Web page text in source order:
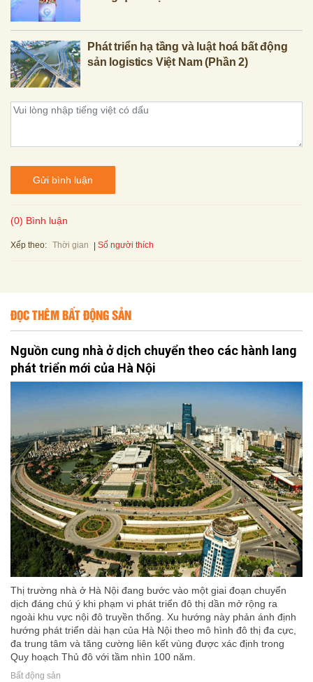
Phát triển hạ tầng và luật hoá bất động
sản logistics Việt Nam (Phần 2)
Gửi bình luận
(0) Bình luận
Xếp theo: Thời gian Số người thích
ĐỌC THÊM BẤT ĐỘNG SẢN
Nguồn cung nhà ở dịch chuyển theo các hành lang
phát triển mới của Hà Nội
Thị trường nhà ở Hà Nội đang bước vào một giai đoạn chuyển
dịch đáng chú ý khi phạm vi phát triển đô thị dần mở rộng ra
ngoài khu vực nội đô truyền thống. Xu hướng này phản ánh định
hướng phát triển dài hạn của Hà Nội theo mô hình đô thị đa cực,
đa trung tâm và tăng cường liên kết vùng được xác định trong
Quy hoạch Thủ đô với tầm nhìn 100 năm.
Bất động sản